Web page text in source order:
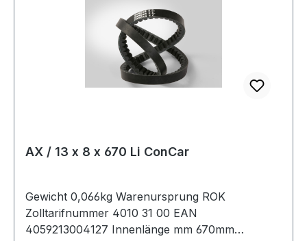
AX / 13 x 8 x 670 Li ConCar
Gewicht 0,066kg Warenursprung ROK
Zolltarifnummer 4010 31 00 EAN
4059213004127 Innenlänge mm 670mm